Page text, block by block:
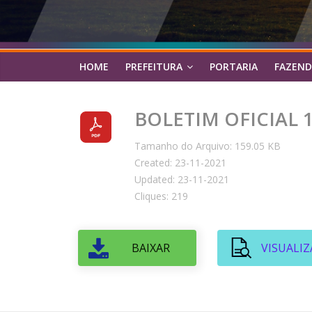
HOME PREFEITURA PORTARIA
BOLETIM OFICIAL
Tamanho do Arquivo: 159.05 KB
Created: 23-11-2021
Updated: 23-11-2021
Cliques: 219
BAIXAR